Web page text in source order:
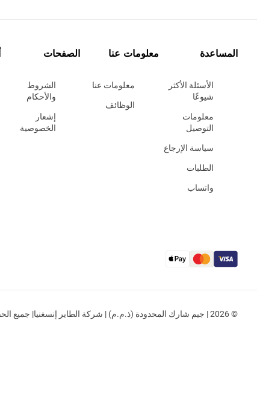
المساعدة
الأسئلة الأكثر
شيوعًا
معلومات
التوصيل
سياسة الإرجاع
الطلبات
واتساب
معلومات عنا
معلومات عنا
الوظائف
الصفحات
الشروط
والأحكام
إشعار
الخصوصية
© 2026 | جيم شارك المحدودة (ذ.م.م) | شركة الطاير إنسغنيا| جميع الحقوق محفوظة